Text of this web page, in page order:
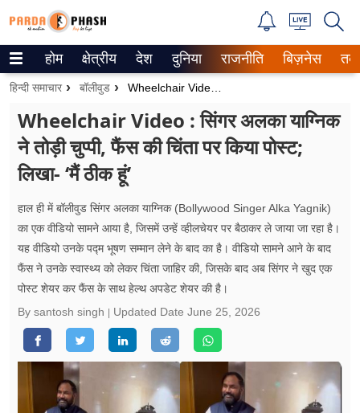
Trending on Google News
वेब स्टोरीज
उत्तर प्रदेश
वीडियो
रिलेशनशिप
जीवन मंत्रा
फूड
सेहत
होम क्षेत्रीय देश दुनिया राजनीति बिज़नेस
हिन्दी समाचार बॉलीवुड
Wheelchair Video : सिंगर अलका याग्निक
ने तोड़ी चुप्पी, फैंस की चिंता पर किया पोस्ट;
लिखा- ‘मैं ठीक हूं’
हाल ही में बॉलीवुड सिंगर अलका याग्निक (Bollywood Singer Alka Yagnik)
का एक वीडियो सामने आया है, जिसमें उन्हें व्हीलचेयर पर बैठाकर ले जाया जा रहा है।
यह वीडियो उनके पद्म भूषण सम्मान लेने के बाद का है। वीडियो सामने आने के बाद
फैंस ने उनके स्वास्थ्य को लेकर चिंता जाहिर की, जिसके बाद अब सिंगर ने खुद एक
पोस्ट शेयर कर फैंस के साथ हेल्थ अपडेट शेयर की है।
By santosh singh
Updated Date June 25, 2026